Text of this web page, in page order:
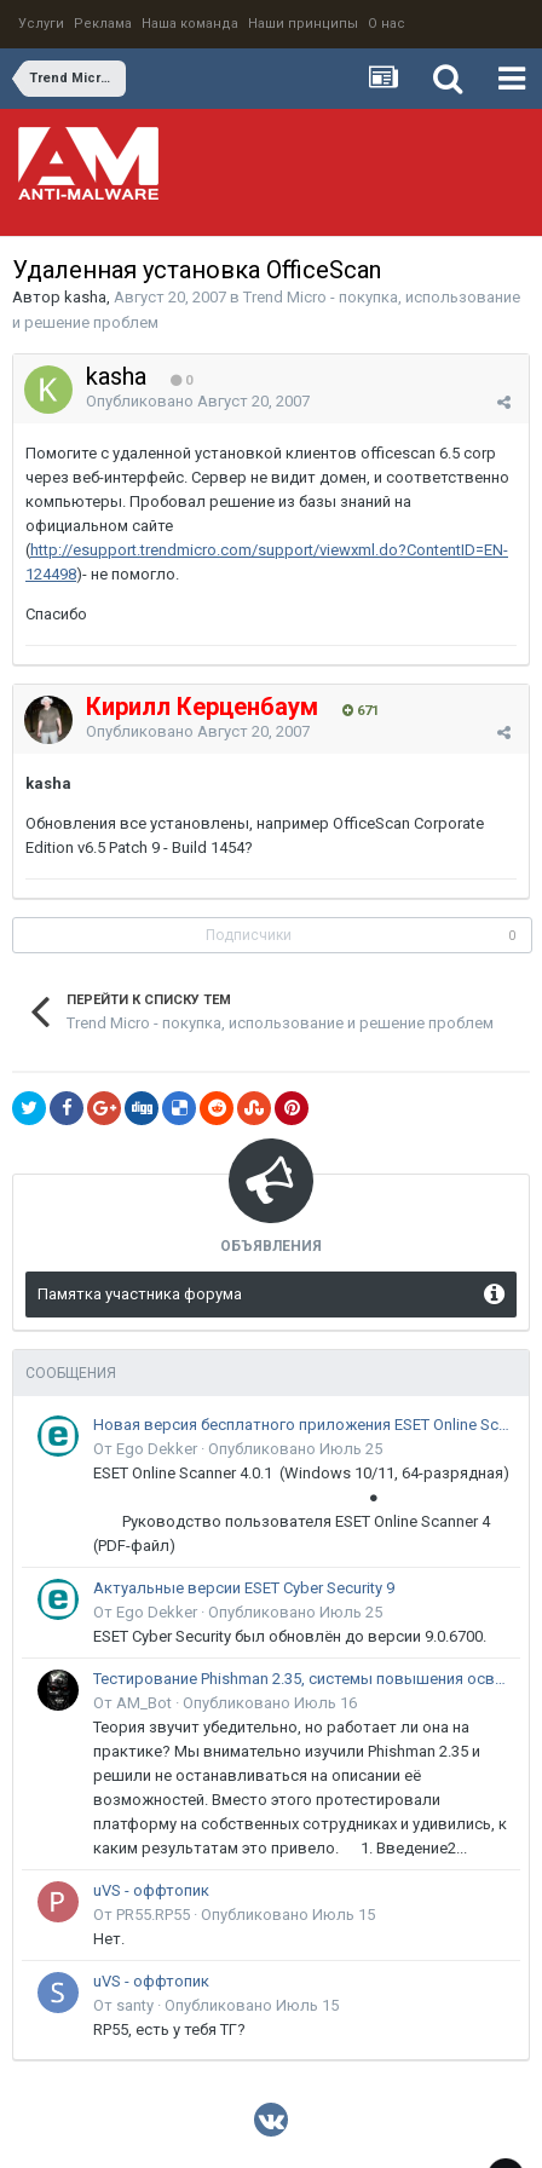
Услуги Реклама Наша команда Наши принципы О нас
Trend Micro - покупка, использование и решение проблем
Удаленная установка OfficeScan
Автор kasha, Август 20, 2007 в Trend Micro - покупка, использование
и решение проблем
kasha 0
Опубликовано Август 20, 2007
Помогите с удаленной установкой клиентов officescan 6.5 corp
через веб-интерфейс. Сервер не видит домен, и соответственно
компьютеры. Пробовал решение из базы знаний на
официальном сайте
(http://esupport.trendmicro.com/support/viewxml.do?ContentID=EN-
124498)- не помогло.
Спасибо
Кирилл Керценбаум 671
Опубликовано Август 20, 2007
kasha
Обновления все установлены, например OfficeScan Corporate
Edition v6.5 Patch 9 - Build 1454?
Подписчики 0
ПЕРЕЙТИ К СПИСКУ ТЕМ
Trend Micro - покупка, использование и решение проблем
ОБЪЯВЛЕНИЯ
Памятка участника форума
СООБЩЕНИЯ
Новая версия бесплатного приложения ESET Online Scanner доступна пользователям
От Ego Dekker · Опубликовано Июль 25
ESET Online Scanner 4.0.1 (Windows 10/11, 64-разрядная)
●
Руководство пользователя ESET Online Scanner 4
(PDF-файл)
Актуальные версии ESET Cyber Security 9
От Ego Dekker · Опубликовано Июль 25
ESET Cyber Security был обновлён до версии 9.0.6700.
Тестирование Phishman 2.35, системы повышения осведомлённости пользователей в сфере ИБ
От AM_Bot · Опубликовано Июль 16
Теория звучит убедительно, но работает ли она на
практике? Мы внимательно изучили Phishman 2.35 и
решили не останавливаться на описании её
возможностей. Вместо этого протестировали
платформу на собственных сотрудниках и удивились, к
каким результатам это привело. 1. Введение2...
uVS - оффтопик
От PR55.RP55 · Опубликовано Июль 15
Нет.
uVS - оффтопик
От santy · Опубликовано Июль 15
RP55, есть у тебя ТГ?